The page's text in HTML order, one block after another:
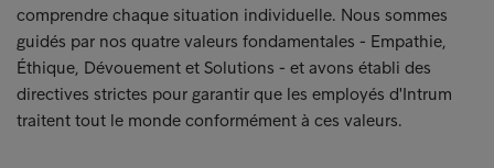
comprendre chaque situation individuelle. Nous sommes
guidés par nos quatre valeurs fondamentales - Empathie,
Éthique, Dévouement et Solutions - et avons établi des
directives strictes pour garantir que les employés d'Intrum
traitent tout le monde conformément à ces valeurs.